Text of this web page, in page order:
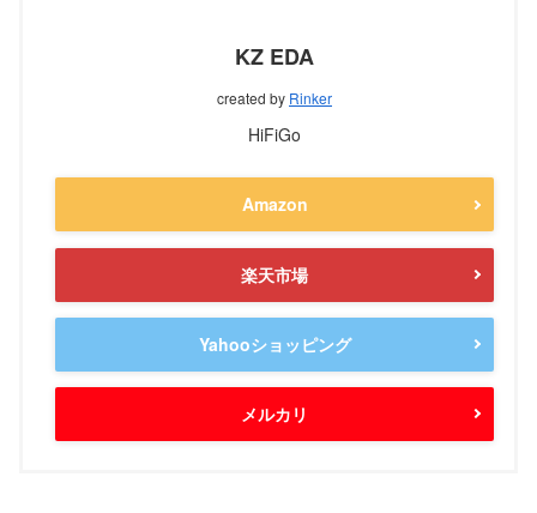
KZ EDA
created by Rinker
HiFiGo
Amazon
楽天市場
Yahooショッピング
メルカリ